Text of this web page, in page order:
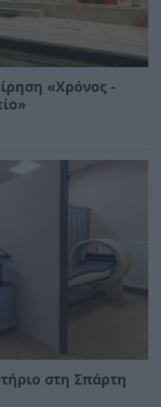
«Χρόνος -
στη Σπάρτη